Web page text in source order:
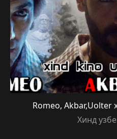
Romeo, Akbar,Uolter
Хинд